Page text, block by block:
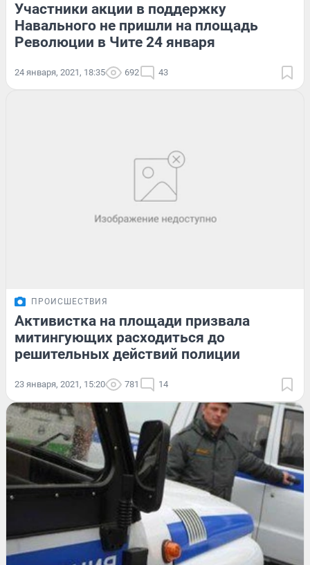
Участники акции в поддержку
Навального не пришли на площадь
Революции в Чите 24 января
24 января, 2021, 18:35 692 43
ПРОИСШЕСТВИЯ
Активистка на площади призвала
митингующих расходиться до
решительных действий полиции
23 января, 2021, 15:20 781 14